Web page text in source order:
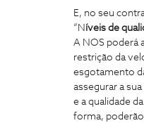
E, no seu
“N íveis de
A NOS poderá
restrição da
esgotamento
assegurar a
e a qualidade
forma,